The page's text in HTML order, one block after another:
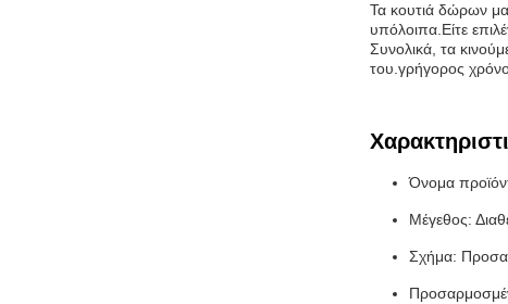
Τα κουτιά δώρων
υπόλοιπα.Είτε
Συνολικά, τα
του.γρήγορος
Όνομα
Μέγεθος:
Σχήμα: